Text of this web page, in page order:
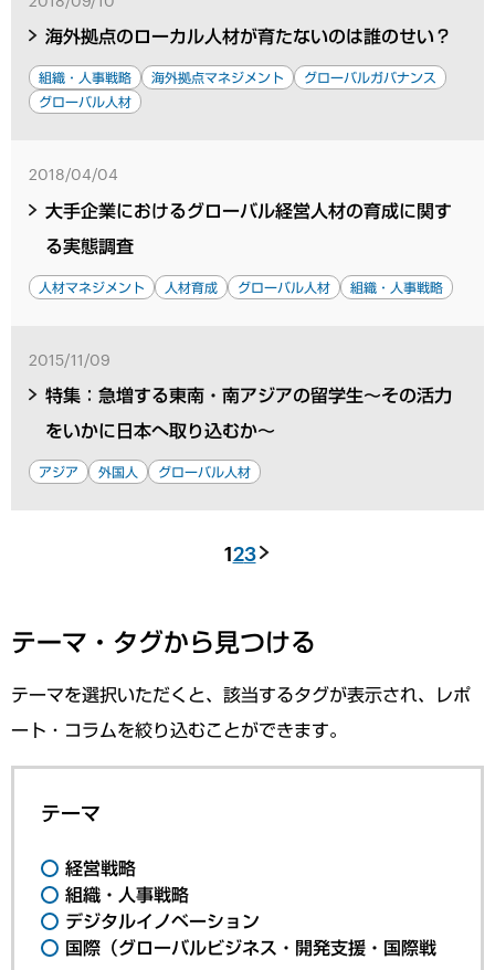
海外拠点のローカル人材が育たないのは誰のせい？
組織・人事戦略 海外拠点マネジメント
グローバルガバナンス
グローバル人材
2018/04/04
大手企業におけるグローバル経営人材の育成に関す
る実態調査
人材マネジメント 人材育成 グローバル人材 組織・人事戦略
2015/11/09
特集：急増する東南・南アジアの留学生～その活力
をいかに日本へ取り込むか～
アジア 外国人 グローバル人材
123
テーマ・タグから見つける
テーマを選択いただくと、該当するタグが表示され、レポ
ート・コラムを絞り込むことができます。
テーマ
経営戦略
組織・人事戦略
デジタルイノベーション
国際（グローバルビジネス・開発支援・国際戦